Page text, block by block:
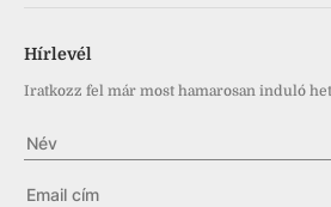
Hírlevél
Iratkozz fel már most hamarosan induló